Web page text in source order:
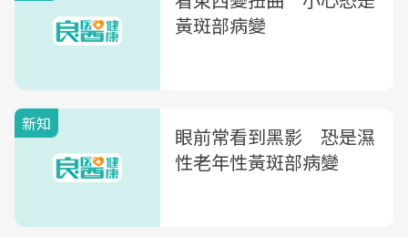
黃斑部病變
新知
眼前常看到黑影 恐是濕
性老年性黃斑部病變